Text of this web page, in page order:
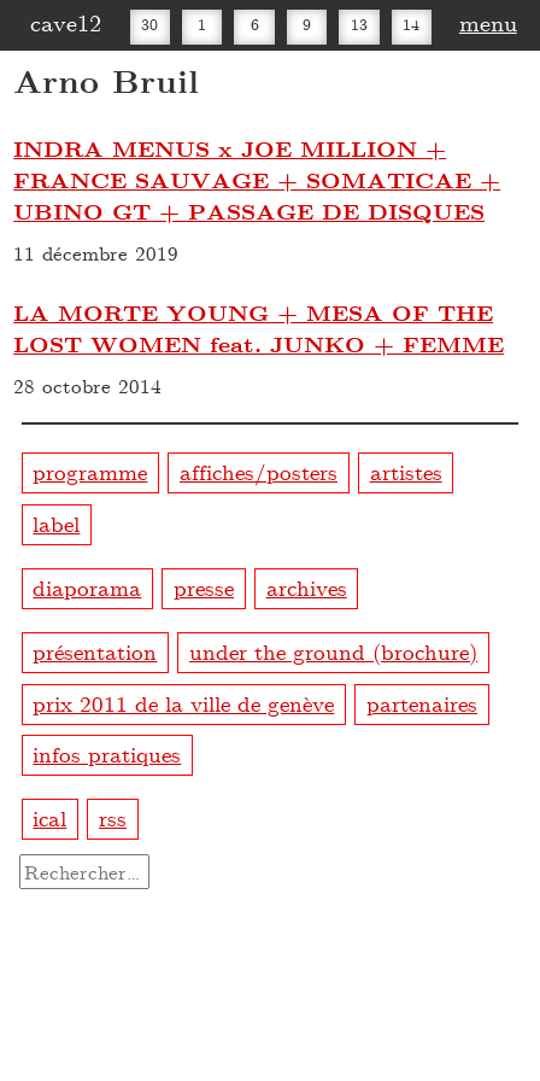
cave12 30 1 6 9 13 14
20
menu
Arno Bruil
INDRA MENUS x JOE MILLION +
FRANCE SAUVAGE + SOMATICAE +
UBINO GT + PASSAGE DE DISQUES
11 décembre 2019
LA MORTE YOUNG + MESA OF THE
LOST WOMEN feat. JUNKO + FEMME
28 octobre 2014
programme affiches/posters
artistes
label
diaporama presse archives
présentation
under the ground (brochure)
prix 2011 de la ville de genève
partenaires
infos pratiques
ical rss
Rechercher :